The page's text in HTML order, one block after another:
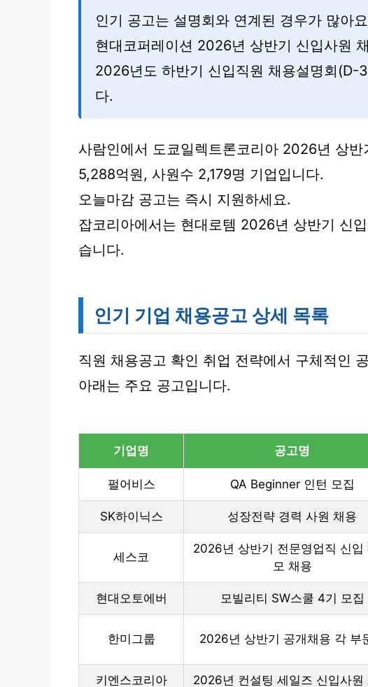
인기 공고는 설명회와 연계된 경우가 많아
현대코퍼레이션 2026년 상반기 신입사원
2026년도 하반기 신입직원 채용설명회(D-
다.
사람인에서 도쿄일렉트론코리아 2026년 상
5,288억원, 사원수 2,179명 기업입니다.
오늘마감 공고는 즉시 지원하세요.
잡코리아에서는 현대로템 2026년 상반기 신
습니다.
인기 기업 채용공고 상세 목록
직원 채용공고 확인 취업 전략에서 구체적인
아래는 주요 공고입니다.
기업명 공고명
펄어비스 QA Beginner 인턴 모집
SK하이닉스 성장전략 경력 사원 채용
세스코
2026년 상반기 전문영업직 신입
모 채용
현대오토에버 모빌리티 SW스쿨 4기 모집
한미그룹 2026년 상반기 공개채용 각 부
키엔스코리아 2026년 컨설팅 세일즈 신입사원